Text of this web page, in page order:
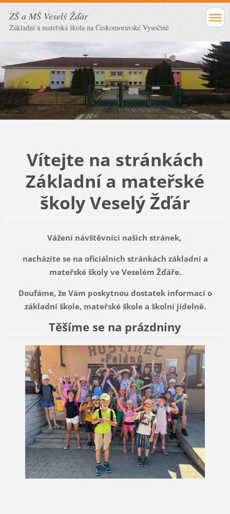
ZŠ a MŠ Veselý Žďár
Základní a mateřská škola na Českomoravské Vysočině
Vítejte na stránkách
Základní a mateřské
školy Veselý Žďár
Vážení návštěvníci našich stránek,
nacházíte se na oficiálních stránkách základní a
mateřské školy ve Veselém Žďáře.
Doufáme, že Vám poskytnou dostatek informací o
základní škole, mateřské škole a školní jídelně.
Těšíme se na prázdniny